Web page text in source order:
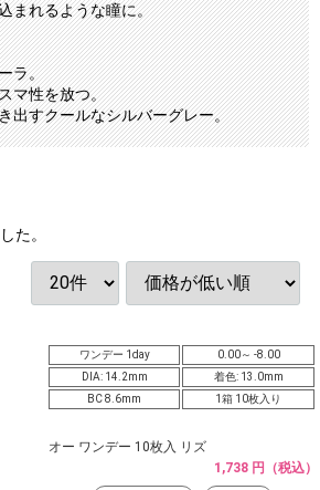
まれるような瞳に。
ラ。
マ性を放つ。
出すクールなシルバーグレー。
た。
ワンデー 1day
0.00～ -8.00
DIA: 14.2mm
着色: 13.0mm
BC 8.6mm
1箱 10枚入り
オー ワンデー 10枚入 リズ
1,738 円（税込）